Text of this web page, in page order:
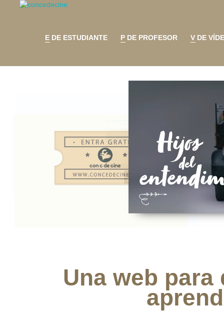
E DE ESTUDIANTE P DE PROFESOR V DE
Una web